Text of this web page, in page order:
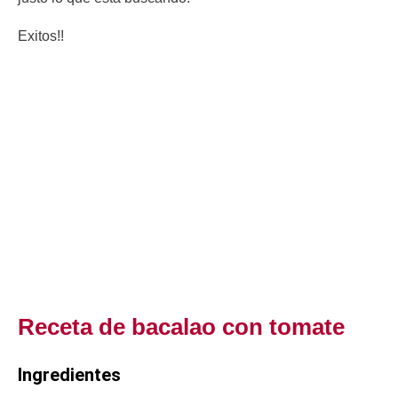
Exitos!!
Receta de bacalao con tomate
Ingredientes